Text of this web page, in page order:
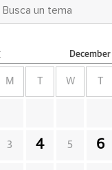
December
M W
3 4 5 6